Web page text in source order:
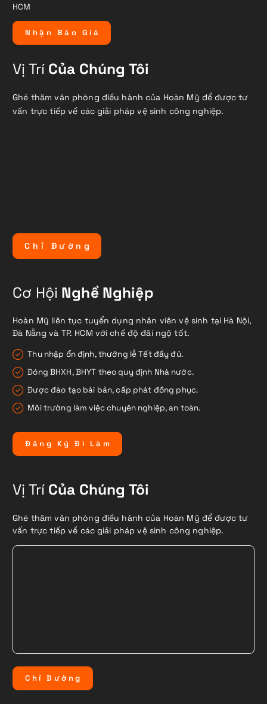
HCM
N hậ n B á o G i á
Vị TríCủa Chúng Tôi
Ghé thăm văn phòng điều hành của Hoàn Mỹ để được tư
vấn trực tiếp về các giải pháp vệ sinh công nghiệp.
C h ỉ Đ ư ờ n g
Cơ Hội Nghề Nghiệp
Hoàn Mỹ liên tục tuyển dụng nhân viên vệ sinh tại Hà Nội,
Đà Nẵng và TP. HCM với chế độ đãi ngộ tốt.
Thu nhập ổn định, thưởng lễ Tết đầy đủ.
Đóng BHXH, BHYT theo quy định Nhà nước.
Được đào tạo bài bản, cấp phát đồng phục.
Môi trường làm việc chuyên nghiệp, an toàn.
Đ ă n g Ký Đ i L à m
Vị TríCủa Chúng Tôi
Ghé thăm văn phòng điều hành của Hoàn Mỹ để được tư
vấn trực tiếp về các giải pháp vệ sinh công nghiệp.
C hỉ Đ ườ ng